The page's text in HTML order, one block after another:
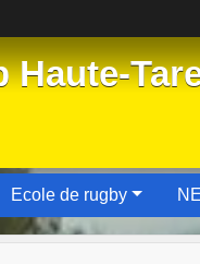
Haute-
Ecole de rugby